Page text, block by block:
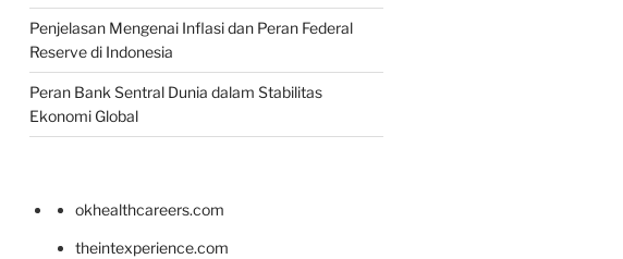
Penjelasan Mengenai Inflasi dan Peran Federal
Reserve di Indonesia
Peran Bank Sentral Dunia dalam Stabilitas
Ekonomi Global
okhealthcareers.com
theintexperience.com